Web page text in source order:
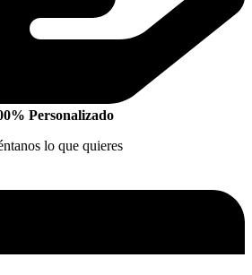
Personalizado
lo que quieres